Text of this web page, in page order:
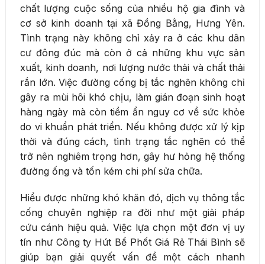
chất lượng cuộc sống của nhiều hộ gia đình và
cơ sở kinh doanh tại xã Đồng Bằng, Hưng Yên.
Tình trạng này không chỉ xảy ra ở các khu dân
cư đông đúc mà còn ở cả những khu vực sản
xuất, kinh doanh, nơi lượng nước thải và chất thải
rắn lớn. Việc đường cống bị tắc nghẽn không chỉ
gây ra mùi hôi khó chịu, làm gián đoạn sinh hoạt
hàng ngày mà còn tiềm ẩn nguy cơ về sức khỏe
do vi khuẩn phát triển. Nếu không được xử lý kịp
thời và đúng cách, tình trạng tắc nghẽn có thể
trở nên nghiêm trọng hơn, gây hư hỏng hệ thống
đường ống và tốn kém chi phí sửa chữa.
Hiểu được những khó khăn đó, dịch vụ thông tắc
cống chuyên nghiệp ra đời như một giải pháp
cứu cánh hiệu quả. Việc lựa chọn một đơn vị uy
tín như Công ty Hút Bể Phốt Giá Rẻ Thái Bình sẽ
giúp bạn giải quyết vấn đề một cách nhanh